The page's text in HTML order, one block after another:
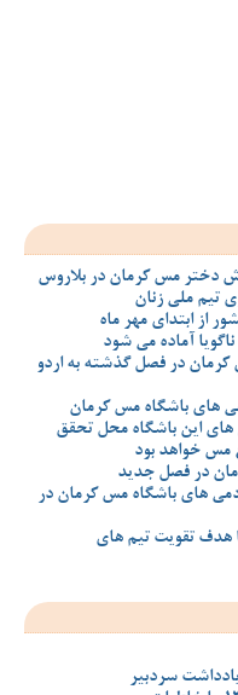
دختر مس کرمان در بلاروس
تیم ملی زنان
از ابتدای مهر ماه
آماده می شود
مس کرمان در فصل گذشته به اردو
های باشگاه مس کرمان
این باشگاه محل تحقق
مس خواهد بود
در فصل جدید
در آکادمی های باشگاه مس کرمان در
هدف تقویت تیم‌ های
سردبیر